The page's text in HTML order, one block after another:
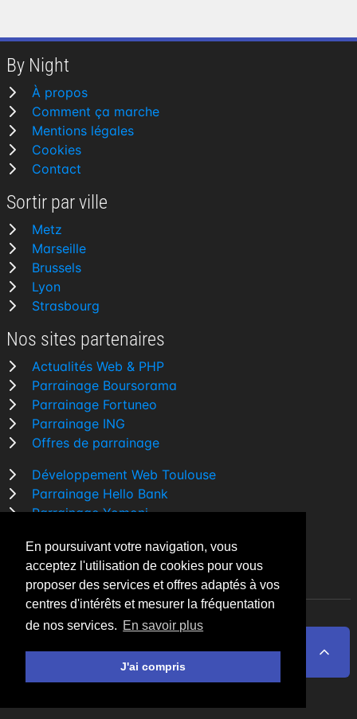
En poursuivant votre navigation, vous
acceptez l'utilisation de cookies pour vous
proposer des services et offres adaptés à vos
centres d'intérêts et mesurer la fréquentation
de nos services. En savoir plus
J'ai compris
By Night
À propos
Comment ça marche
Mentions légales
Cookies
Contact
Sortir par ville
Metz
Marseille
Brussels
Lyon
Strasbourg
Nos sites partenaires
Actualités Web & PHP
Parrainage Boursorama
Parrainage Fortuneo
Parrainage ING
Offres de parrainage
Développement Web Toulouse
Parrainage Hello Bank
Parrainage Yomoni
Comparatif banque
By Night v5.7.3| © 2026 - Tous droits réservés
par undéveloppeur Web Freelance à
Toulouse